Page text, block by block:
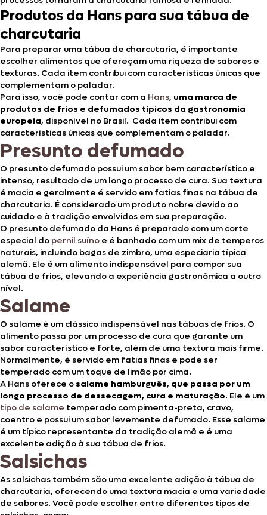
Produtos da Hans para sua tábua de
charcutaria
Para preparar uma tábua de charcutaria, é importante
escolher alimentos que ofereçam uma riqueza de sabores e
texturas. Cada item contribui com características únicas que
complementam o paladar.
Para isso, você pode contar com a Hans, uma marca de
produtos de frios e defumados típicos da gastronomia
europeia, disponível no Brasil. Cada item contribui com
características únicas que complementam o paladar.
Presunto defumado
O presunto defumado possui um sabor bem característico e
intenso, resultado de um longo processo de cura. Sua textura
é macia e geralmente é servido em fatias finas na tábua de
charcutaria. É considerado um produto nobre devido ao
cuidado e à tradição envolvidos em sua preparação.
O presunto defumado da Hans é preparado com um corte
especial do pernil suíno e é banhado com um mix de temperos
naturais, incluindo bagas de zimbro, uma especiaria típica
alemã. Ele é um alimento indispensável para compor sua
tábua de frios, elevando a experiência gastronômica a outro
nível.
Salame
O salame é um clássico indispensável nas tábuas de frios. O
alimento passa por um processo de cura que garante um
sabor característico e forte, além de uma textura mais firme.
Normalmente, é servido em fatias finas e pode ser
temperado com um toque de limão por cima.
A Hans oferece o salame hamburguês, que passa por um
longo processo de dessecagem, cura e maturação. Ele é um
tipo de salame temperado com pimenta-preta, cravo,
coentro e possui um sabor levemente defumado. Esse salame
é um típico representante da tradição alemã e é uma
excelente adição à sua tábua de frios.
Salsichas
As salsichas também são uma excelente adição à tábua de
charcutaria, oferecendo uma textura macia e uma variedade
de sabores. Você pode escolher entre diferentes tipos de